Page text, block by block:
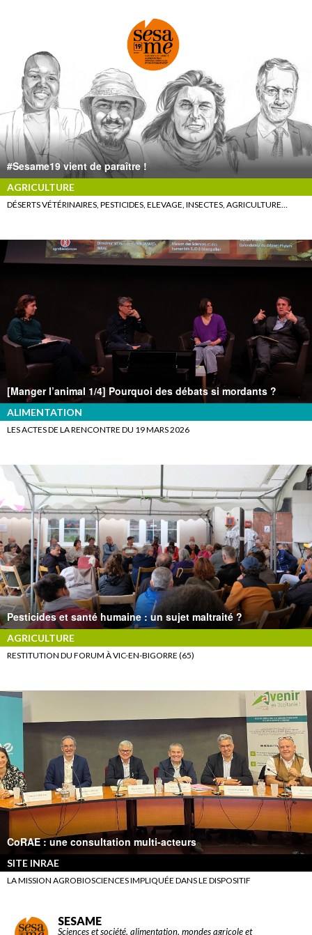
#Sesame19 vient de paraître !
AGRICULTURE
DÉSERTS VÉTÉRINAIRES, PESTICIDES, ELEVAGE, INSECTES, AGRICULTURE…
[Manger l’animal 1/4] Pourquoi des débats si mordants ?
ALIMENTATION
LES ACTES DE LA RENCONTRE DU 19 MARS 2026
Pesticides et santé humaine : un sujet maltraité ?
AGRICULTURE
RESTITUTION DU FORUM À VIC-EN-BIGORRE (65)
CoRAE : une consultation multi-acteurs
SITE INRAE
LA MISSION AGROBIOSCIENCES IMPLIQUÉE DANS LE DISPOSITIF
SESAME
Sciences et société, alimentation, mondes agricole et